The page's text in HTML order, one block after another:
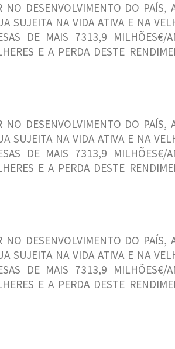
DESENVOLVIMENTO DO PAÍS,
SUJEITA NA VIDA ATIVA E NA
DE MAIS 7313,9 MILHÕES€/
E A PERDA DESTE
DESENVOLVIMENTO DO PAÍS,
SUJEITA NA VIDA ATIVA E NA
DE MAIS 7313,9 MILHÕES€/
E A PERDA DESTE
DESENVOLVIMENTO DO PAÍS,
SUJEITA NA VIDA ATIVA E NA
DE MAIS 7313,9 MILHÕES€/
E A PERDA DESTE